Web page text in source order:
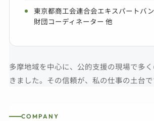
東京都商工会連合会エキスパートバ
財団コーディネーター 他
多摩地域を中心に、公的支援の現場で多
きました。その信頼が、私の仕事の土台で
COMPANY